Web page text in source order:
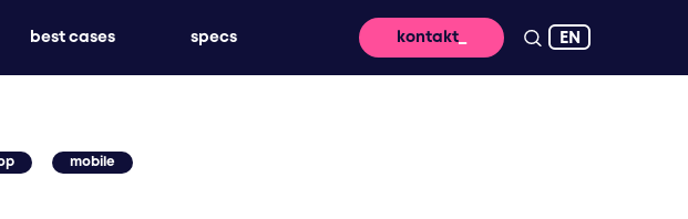
echter marktdurchdringung – für nachhaltige wirkung und hohe
best cases specs kontakt EN
mobile